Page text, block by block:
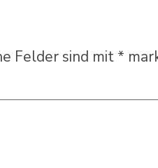
Felder sind mit *